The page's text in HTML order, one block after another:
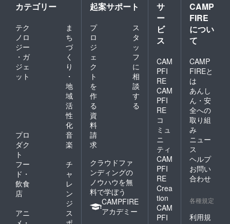
カテゴリー
テク
ノロ
ジー
・ガ
ジェ
ット
ま
ち
づ
く
り
・
地
域
活
性
化
プロ
ダク
ト
音
楽
フー
ド・
飲食
店
チ
ャ
レ
ン
ジ
アニ
ス
起案サポート
プ
ロ
ジ
ェ
ク
ト
を
作
る
ス
タ
ッ
フ
に
相
談
す
る
資
料
請
求
クラウドファ
ンディングの
ノウハウを無
料で学ぼう
CAMPFIRE
アカデミー
サ
ー
ビ
ス
CAM
PFI
RE
CAM
PFI
RE
コ
ミュ
ニ
ティ
CAM
PFI
RE
Crea
tion
CAM
PFI
CAMP
FIRE
につい
て
CAMP
FIREと
は
あんし
ん・安
全への
取り組
み
ニュー
ス
ヘルプ
お問い
合わせ
各種規定
利用規